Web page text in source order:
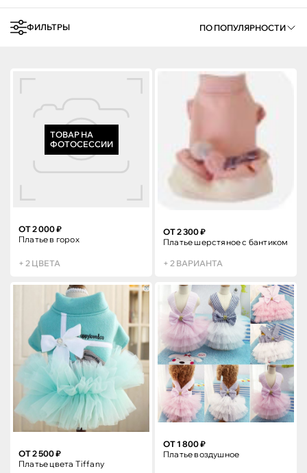
ФИЛЬТРЫ ПО ПОПУЛЯРНОСТИ
ТОВАР НА
ФОТОСЕССИИ
ОТ 2 000 ₽
Платье в горох
+ 2 ЦВЕТА
ОТ 2 300 ₽
Платье шерстяное с бантиком
+ 2 ВАРИАНТА
ОТ 2 500 ₽
Платье цвета Tiffany
ОТ 1 800 ₽
Платье воздушное